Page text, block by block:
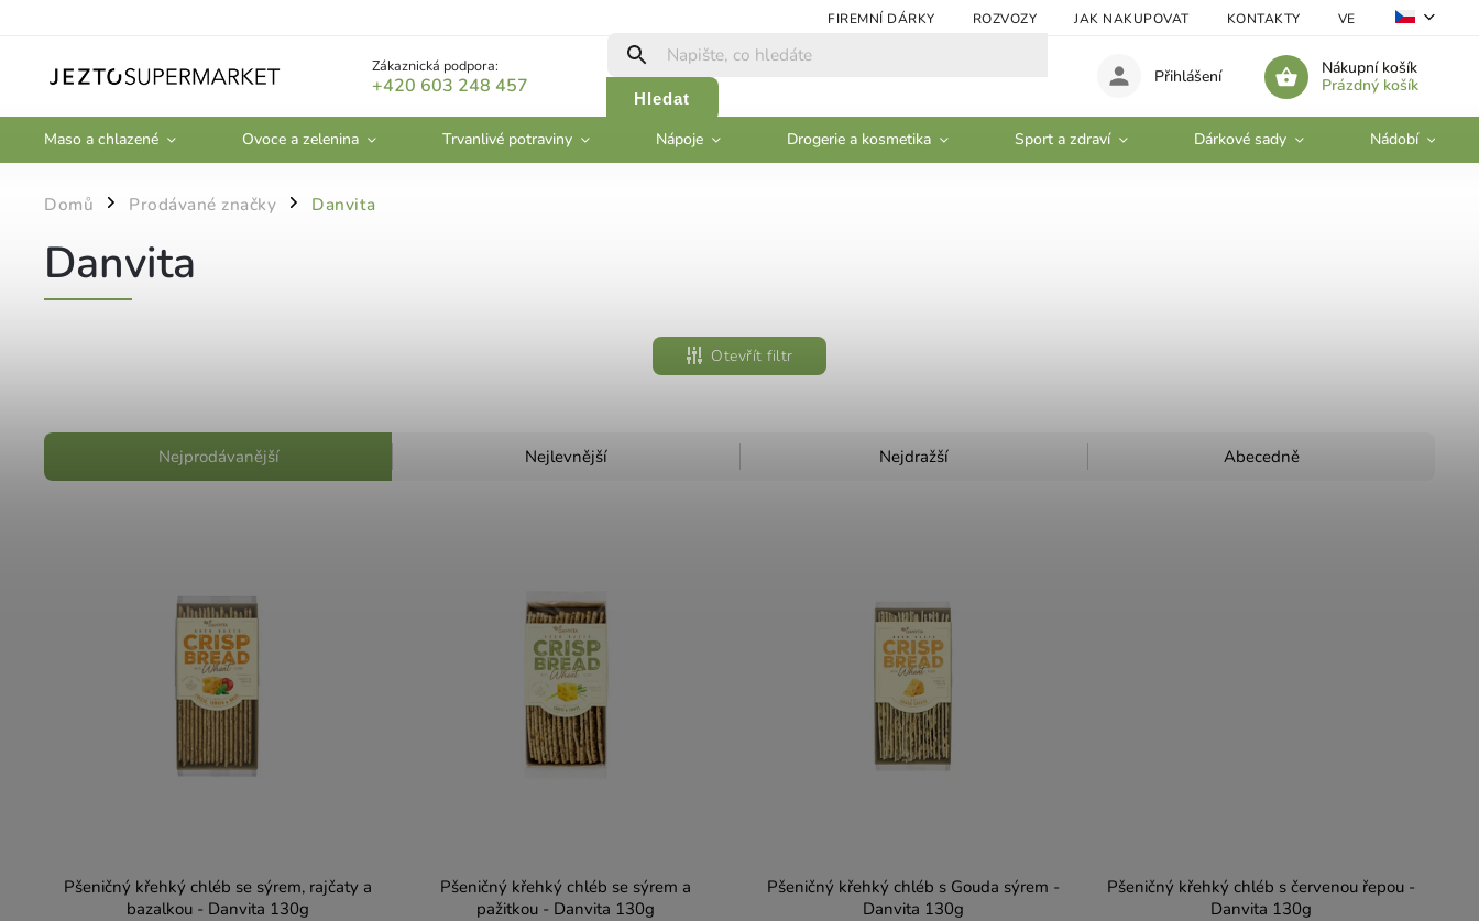
FIREMNÍ DÁRKY ROZVOZY JAK NAKUPOVAT KONTAKTY VELKOOBCHOD
Zákaznická podpora:
+420 603 248 457
Hledat
Nákupní košík
Prázdný košík
Přihlášení
Maso a chlazené Ovoce a zelenina Trvanlivé potraviny Nápoje Drogerie a kosmetika Sport a zdraví Dárkové sady Nádobí
Domů / Prodávané značky / Danvita
Danvita
Otevřít filtr
Nejprodávanější Nejlevnější Nejdražší Abecedně
Pšeničný křehký chléb se sýrem, rajčaty a
bazalkou - Danvita 130g
Pšeničný křehký chléb se sýrem a
pažitkou - Danvita 130g
Pšeničný křehký chléb s Gouda sýrem -
Danvita 130g
Pšeničný křehký chléb s červenou řepou -
Danvita 130g